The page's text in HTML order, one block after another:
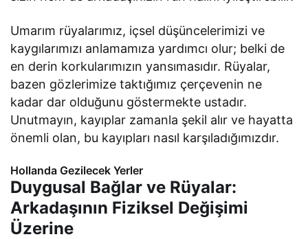
Umarım rüyalarımız, içsel düşüncelerimizi ve
kaygılarımızı anlamamıza yardımcı olur; belki de
en derin korkularımızın yansımasıdır. Rüyalar,
bazen gözlerimize taktığımız çerçevenin ne
kadar dar olduğunu göstermekte ustadır.
Unutmayın, kayıplar zamanla şekil alır ve hayatta
önemli olan, bu kayıpları nasıl karşıladığımızdır.
Hollanda Gezilecek Yerler
Duygusal Bağlar ve Rüyalar:
Arkadaşının Fiziksel Değişimi
Üzerine